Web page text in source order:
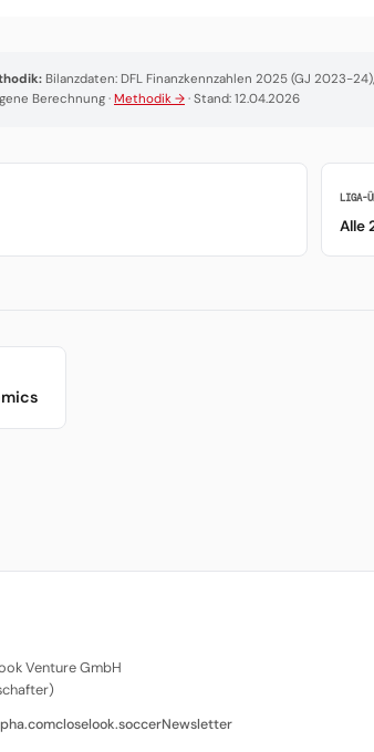
Bilanzdaten: DFL Finanzkennzahlen 2025 (GJ 2023-
Berechnung · Methodik → · Stand: 12.04.2026
LIGA-
Alle
Venture GmbH
closelook.soccerNewsletter